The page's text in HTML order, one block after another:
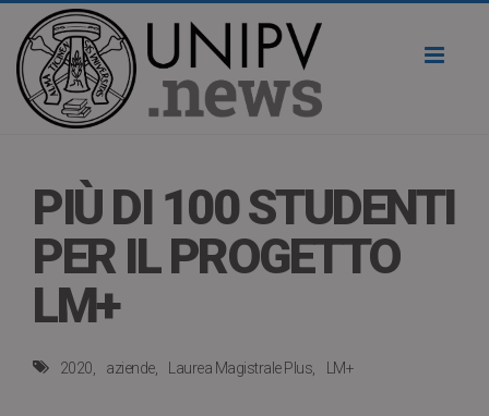
PIÙ DI 100 STUDENTI
PER IL PROGETTO
LM+
2020 aziende Laurea Magistrale Plus LM+